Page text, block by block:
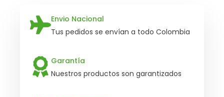
Envio Nacional
Tus pedidos se envían a todo Colombia
Garantía
Nuestros productos son garantizados